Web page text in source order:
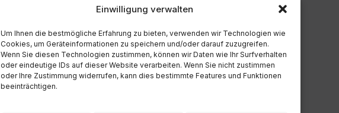
Einwilligung verwalten
Um Ihnen die bestmögliche Erfahrung zu bieten, verwenden wir Technologien wie
Cookies, um Geräteinformationen zu speichern und/oder darauf zuzugreifen.
Wenn Sie diesen Technologien zustimmen, können wir Daten wie Ihr Surfverhalten
oder eindeutige IDs auf dieser Website verarbeiten. Wenn Sie nicht zustimmen
oder Ihre Zustimmung widerrufen, kann dies bestimmte Features und Funktionen
beeinträchtigen.